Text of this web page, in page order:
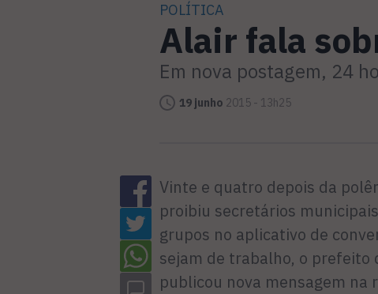
POLÍTICA
Alair fala
Em nova postagem, 24
19 junho 2015 - 13h25
Vinte e quatro depois da
proibiu secretários
grupos no aplicativo de
sejam de trabalho, o prefeito
publicou nova mensagem na